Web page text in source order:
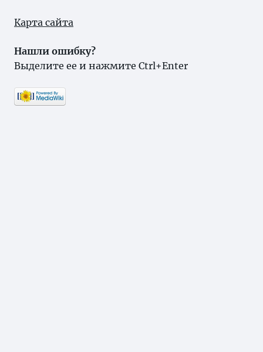
Карта сайта
Нашли ошибку?
Выделите ее и нажмите Ctrl+Enter